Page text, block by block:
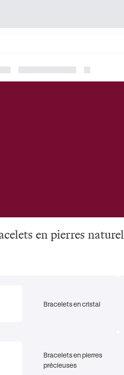
en pierres
Bracelets en cristal
Bracelets en pierres
précieuses